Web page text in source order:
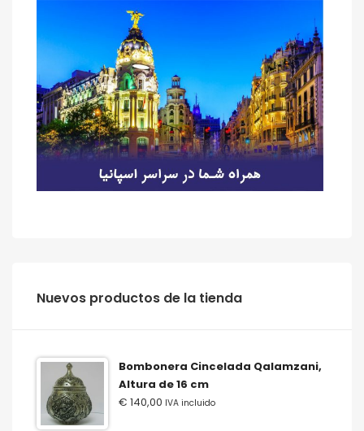
‫‪Nuevos‬‬ ‫‪productos‬‬ ‫‪de‬‬ ‫‪la‬‬ ‫‪tienda‬‬
Bombonera Cincelada Qalamzani,
Altura de 16 cm
€ 140,00 IVA incluido